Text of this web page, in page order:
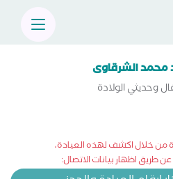
محمد الشرقاوى
وحديثي الولادة
من خلال اكشف لهذه العيادة،
طريق اظهار بيانات الاتصال: